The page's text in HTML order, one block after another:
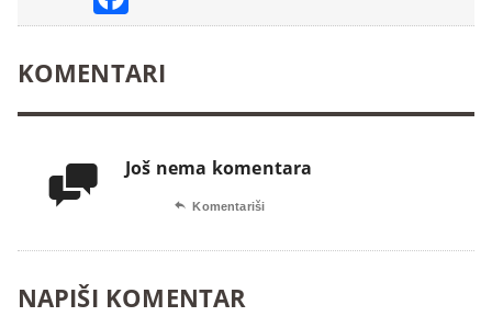
KOMENTARI
 Još nema komentara
 Komentariši
NAPIŠI KOMENTAR